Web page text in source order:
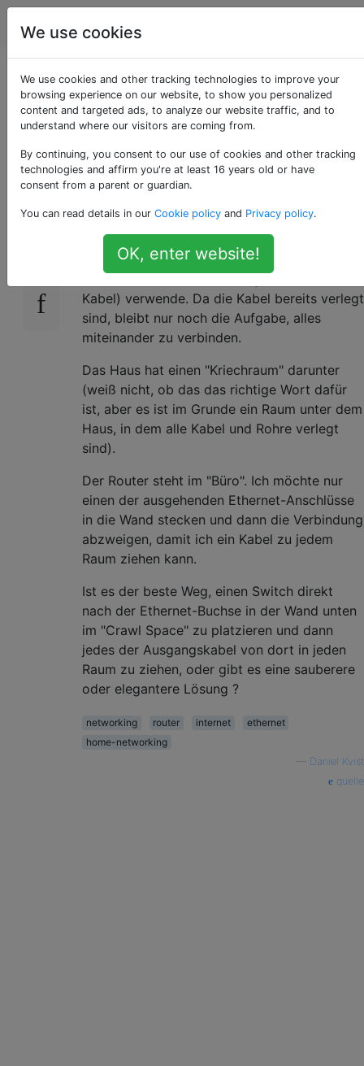
Computerbenutzer
Mehrere Zimmer
verfügen über einen
Internetzugang (LAN)
0
Die Idee ist, dass ich jedem Raum in meinem
Haus einen kabelgebundenen Internetzugang
(Ethernet) gewähren möchte, indem ich die
bereits in den Wänden verlegten Kabel (Cat5-
Kabel) verwende. Da die Kabel bereits verlegt
sind, bleibt nur noch die Aufgabe, alles
miteinander zu verbinden.
Das Haus hat einen "Kriechraum" darunter
(weiß nicht, ob das das richtige Wort dafür
ist, aber es ist im Grunde ein Raum unter dem
Haus, in dem alle Kabel und Rohre verlegt
sind).
Der Router steht im "Büro". Ich möchte nur
einen der ausgehenden Ethernet-Anschlüsse
in die Wand stecken und dann die Verbindung
abzweigen, damit ich ein Kabel zu jedem
Raum ziehen kann.
Ist es der beste Weg, einen Switch direkt
nach der Ethernet-Buchse in der Wand unten
im "Crawl Space" zu platzieren und dann
jedes der Ausgangskabel von dort in jeden
Raum zu ziehen, oder gibt es eine sauberere
oder elegantere Lösung ?
networking router internet
ethernet
home-networking
Daniel Kvist
quelle
We use cookies
We use cookies and other tracking technologies to improve your
browsing experience on our website, to show you personalized
content and targeted ads, to analyze our website traffic, and to
understand where our visitors are coming from.
By continuing, you consent to our use of cookies and other tracking
technologies and affirm you're at least 16 years old or have
consent from a parent or guardian.
You can read details in our Cookie policy and Privacy policy.
OK, enter website!